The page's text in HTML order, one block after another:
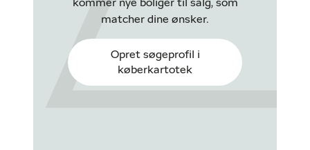
kommer nye boliger til salg, som
matcher dine ønsker.
Opret søgeprofil i
køberkartotek